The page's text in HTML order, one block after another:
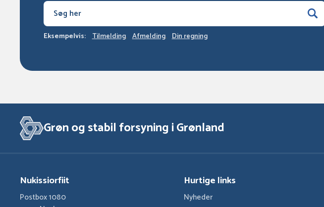
Eksempelvis: Tilmelding Afmelding Din regning
Grøn og stabil forsyning i Grønland
Nukissiorfiit
Postbox 1080
Hurtige links
Nyheder